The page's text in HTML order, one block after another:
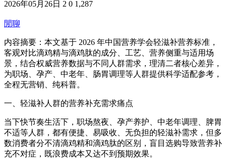
2026年05月26日 2 0 1,287
閒聊
内容摘要：本文基于 2026 年中国营养学会轻滋补营养标准，
客观对比滴鸡精与滴鸡肽的成分、工艺、营养侧重与适用场
景，结合权威营养数据与不同人群需求，理清二者核心差异，
为职场、孕产、中老年、肠胃调理等人群提供科学适配参考，
全程无营销、纯科普。
一、轻滋补人群的营养补充需求痛点
当下快节奏生活下，职场熬夜、孕产养护、中老年调理、脾胃
不适等人群，都有便捷、易吸收、无负担的轻滋补需求，但多
数消费者分不清滴鸡精和滴鸡肽的区别，盲目选购导致营养补
充不对症，既浪费成本又达不到预期效果。